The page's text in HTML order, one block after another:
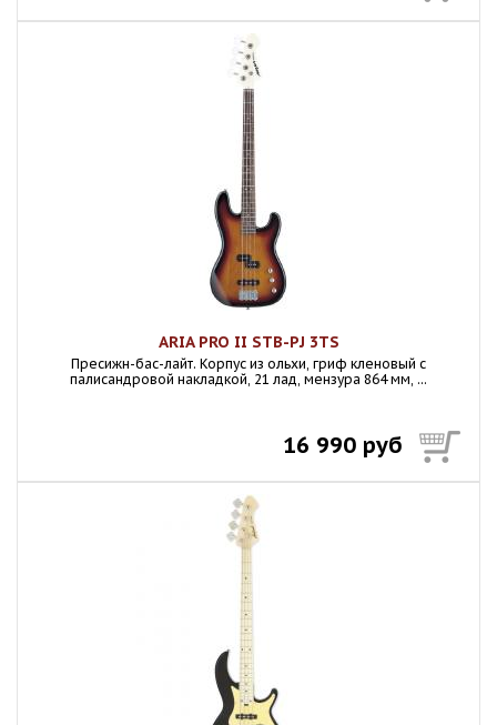
ARIA PRO II STB-PJ 3TS
Пресижн-бас-лайт. Корпус из ольхи, гриф кленовый с
палисандровой накладкой, 21 лад, мензура 864 мм, ...
16 990 руб